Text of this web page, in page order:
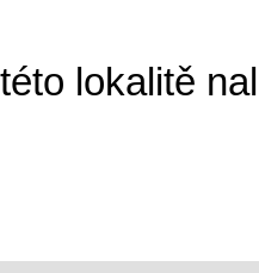
lokalitě